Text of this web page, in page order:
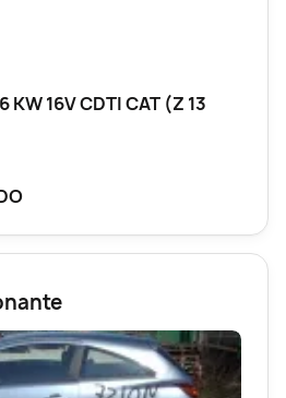
KW 16V CDTI CAT (Z 13